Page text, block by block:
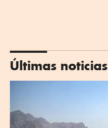
Últimas noticias